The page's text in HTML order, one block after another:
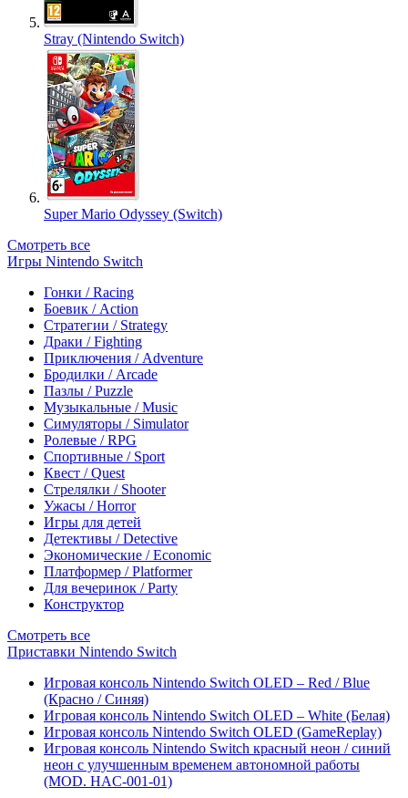
Stray (Nintendo Switch)
Super Mario Odyssey (Switch)
Смотреть все
Игры Nintendo Switch
Гонки / Racing
Боевик / Action
Стратегии / Strategy
Драки / Fighting
Приключения / Adventure
Бродилки / Arcade
Пазлы / Puzzle
Музыкальные / Music
Симуляторы / Simulator
Ролевые / RPG
Спортивные / Sport
Квест / Quest
Стрелялки / Shooter
Ужасы / Horror
Игры для детей
Детективы / Detective
Экономические / Economic
Платформер / Platformer
Для вечеринок / Party
Конструктор
Смотреть все
Приставки Nintendo Switch
Игровая консоль Nintendo Switch OLED – Red / Blue
(Красно / Синяя)
Игровая консоль Nintendo Switch OLED – White (Белая)
Игровая консоль Nintendo Switch OLED (GameReplay)
Игровая консоль Nintendo Switch красный неон / синий
неон с улучшенным временем автономной работы
(MOD. HAC-001-01)